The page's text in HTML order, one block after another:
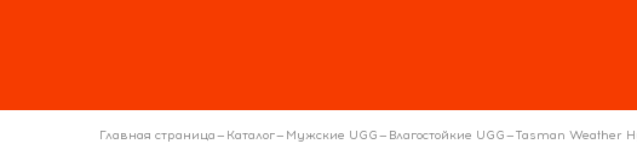
Главная страница— Каталог— Мужские UGG— Влагостойкие UGG—Tasman Weather